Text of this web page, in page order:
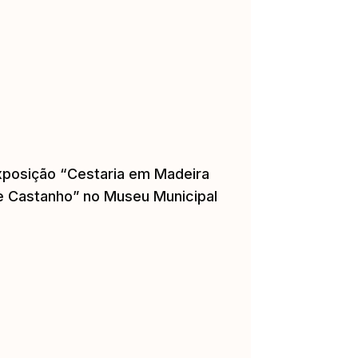
“Cestaria em Madeira
Castanho” no Museu Municipal